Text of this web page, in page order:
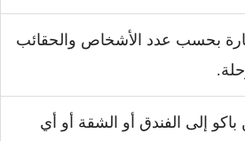
بحسب عدد الأشخاص والحقائب
إلى الفندق أو الشقة أو أي